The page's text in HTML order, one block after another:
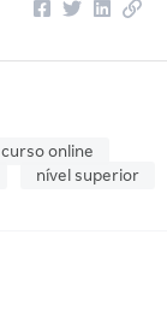
curso online
nível superior